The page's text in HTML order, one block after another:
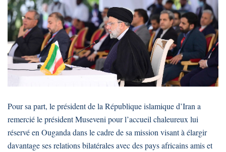
Pour sa part, le président de la République islamique d’Iran a
remercié le président Museveni pour l’accueil chaleureux lui
réservé en Ouganda dans le cadre de sa mission visant à élargir
davantage ses relations bilatérales avec des pays africains amis et